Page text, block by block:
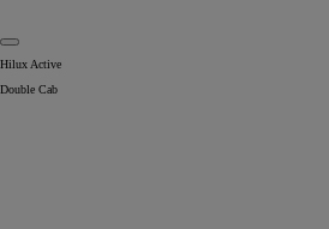
Hilux Active
Double Cab